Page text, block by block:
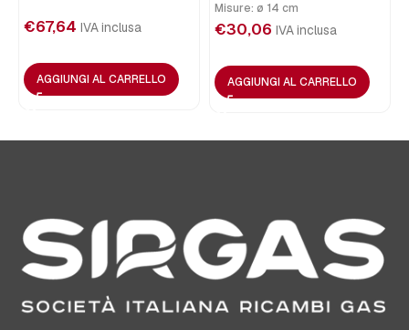
€67,64 IVA inclusa
AGGIUNGI AL CARRELLO
Misure: ø 14 cm
€30,06 IVA inclusa
AGGIUNGI AL CARRELLO